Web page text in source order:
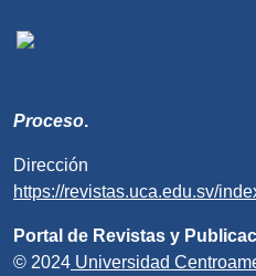
Proceso.
Dirección
https://revistas.uca.edu.sv/
Portal de Revistas y
© 2024 Universidad